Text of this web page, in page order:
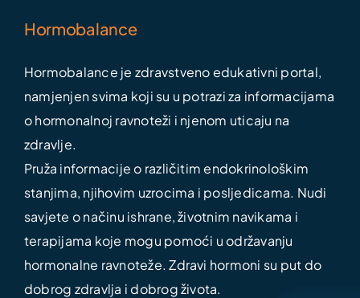
Hormobalance
Hormobalance je zdravstveno edukativni portal,
namjenjen svima koji su u potrazi za informacijama
o hormonalnoj ravnoteži i njenom uticaju na
zdravlje.
Pruža informacije o različitim endokrinološkim
stanjima, njihovim uzrocima i posljedicama. Nudi
savjete o načinu ishrane, životnim navikama i
terapijama koje mogu pomoći u održavanju
hormonalne ravnoteže. Zdravi hormoni su put do
dobrog zdravlja i dobrog života.